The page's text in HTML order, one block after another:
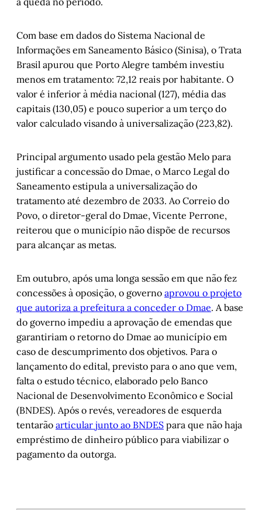
Com base em dados do Sistema Nacional de
Informações em Saneamento Básico (Sinisa), o Trata
Brasil apurou que Porto Alegre também investiu
menos em tratamento: 72,12 reais por habitante. O
valor é inferior à média nacional (127), média das
capitais (130,05) e pouco superior a um terço do
valor calculado visando à universalização (223,82).
Principal argumento usado pela gestão Melo para
justificar a concessão do Dmae, o Marco Legal do
Saneamento estipula a universalização do
tratamento até dezembro de 2033. Ao Correio do
Povo, o diretor-geral do Dmae, Vicente Perrone,
reiterou que o município não dispõe de recursos
para alcançar as metas.
Em outubro, após uma longa sessão em que não fez
concessões à oposição, o governo aprovou o projeto
que autoriza a prefeitura a conceder o Dmae. A base
do governo impediu a aprovação de emendas que
garantiriam o retorno do Dmae ao município em
caso de descumprimento dos objetivos. Para o
lançamento do edital, previsto para o ano que vem,
falta o estudo técnico, elaborado pelo Banco
Nacional de Desenvolvimento Econômico e Social
(BNDES). Após o revés, vereadores de esquerda
tentarão articular junto ao BNDES para que não haja
empréstimo de dinheiro público para viabilizar o
pagamento da outorga.